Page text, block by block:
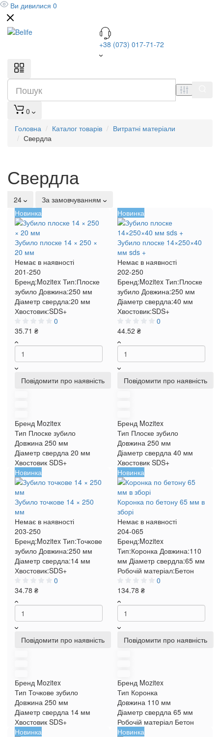
Ви дивилися 0
+38 (073) 017-71-72
0
Головна
Каталог товарів
Витратні матеріали
Свердла
Свердла
24
За замовчуванням
Новинка
Зубило плоске 14 × 250 ×
20 мм
Немає в наявності
201-250
Бренд:Mozitex Тип:Плоске
зубило Довжина:250 мм
Діаметр свердла:20 мм
Хвостовик:SDS+
0
35.71 ₴
Повідомити про наявність
Бренд Mozitex
Тип Плоске зубило
Довжина 250 мм
Діаметр свердла 20 мм
Хвостовик SDS+
Новинка
Зубило плоске 14×250×40
мм sds +
Немає в наявності
202-250
Бренд:Mozitex Тип:Плоске
зубило Довжина:250 мм
Діаметр свердла:40 мм
Хвостовик:SDS+
0
44.52 ₴
Повідомити про наявність
Бренд Mozitex
Тип Плоске зубило
Довжина 250 мм
Діаметр свердла 40 мм
Хвостовик SDS+
Новинка
Зубило точкове 14 × 250
мм
Немає в наявності
203-250
Бренд:Mozitex Тип:Точкове
зубило Довжина:250 мм
Діаметр свердла:14 мм
Хвостовик:SDS+
0
34.78 ₴
Повідомити про наявність
Бренд Mozitex
Тип Точкове зубило
Довжина 250 мм
Діаметр свердла 14 мм
Хвостовик SDS+
Новинка
Коронка по бетону 65 мм в
зборі
Немає в наявності
204-065
Бренд:Mozitex
Тип:Коронка Довжина:110
мм Діаметр свердла:65 мм
Робочій матеріал:Бетон
0
134.78 ₴
Повідомити про наявність
Бренд Mozitex
Тип Коронка
Довжина 110 мм
Діаметр свердла 65 мм
Робочій матеріал Бетон
Новинка
Новинка